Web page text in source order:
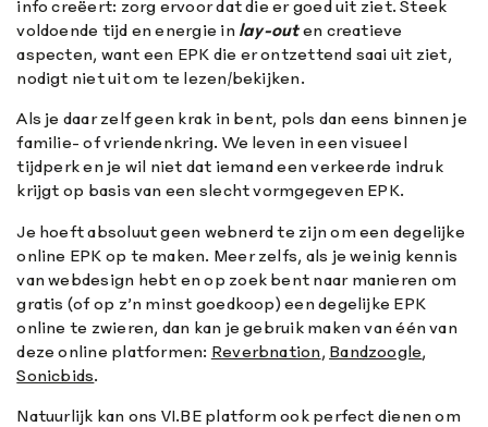
info creëert: zorg ervoor dat die er goed uit ziet. Steek
voldoende tijd en energie in lay-outen creatieve
aspecten, want een EPK die er ontzettend saai uit ziet,
nodigt niet uit om te lezen/bekijken.
Als je daar zelf geen krak in bent, pols dan eens binnen je
familie- of vriendenkring. We leven in een visueel
tijdperk en je wil niet dat iemand een verkeerde indruk
krijgt op basis van een slecht vormgegeven EPK.
Je hoeft absoluut geen webnerd te zijn om een degelijke
online EPK op te maken. Meer zelfs, als je weinig kennis
van webdesign hebt en op zoek bent naar manieren om
gratis (of op z’n minst goedkoop) een degelijke EPK
online te zwieren, dan kan je gebruik maken van één van
deze online platformen: Reverbnation, Bandzoogle,
Sonicbids.
Natuurlijk kan ons VI.BE platform ook perfect dienen om